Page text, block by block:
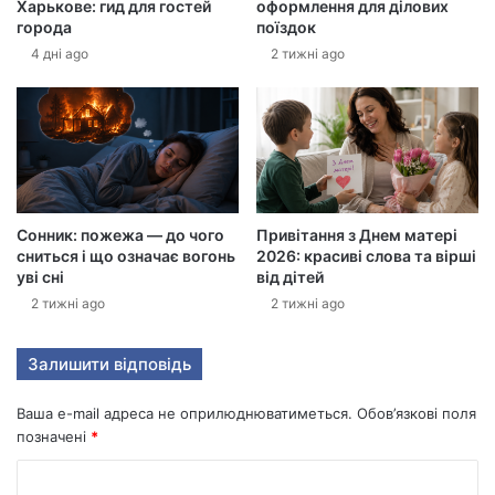
р
о
н
у
а
р
е
с
у
Харькове: гид для гостей
города
4 дні ago
оформлення для ділових
поїздок
2 тижні ago
Сонник: пожежа — до чого
сниться і що означає вогонь
уві сні
2 тижні ago
Привітання з Днем матері
2026: красиві слова та вірші
від дітей
2 тижні ago
Залишити відповідь
Ваша e-mail адреса не оприлюднюватиметься. Обов’язкові поля
позначені *